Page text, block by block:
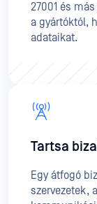
27001 és
a gyártóktól,
adataikat.
Tartsa
Egy átfogó
szervezetek,